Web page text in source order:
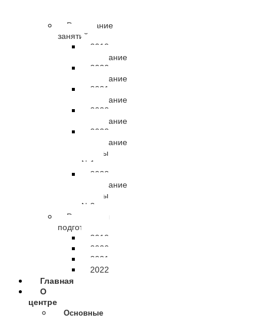
Расписание
занятий
2019
расписание
2020
расписание
2021
расписание
2022
расписание
2023
расписание
группы
№1
2023
расписание
группы
№2
Результаты
подготовки
2019
2020
2021
2022
Главная
О
центре
Основные